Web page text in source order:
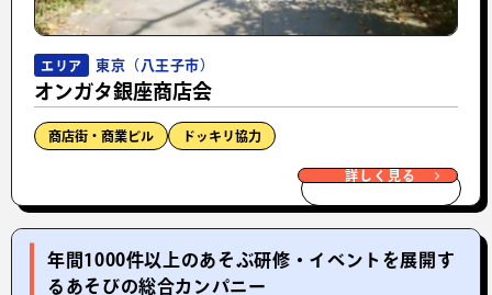
エリア 東京（八王子市）
オンガタ銀座商店会
商店街・商業ビル ドッキリ協力
詳しく見る
年間1000件以上のあそぶ研修・イベントを展開す
るあそびの総合カンパニー